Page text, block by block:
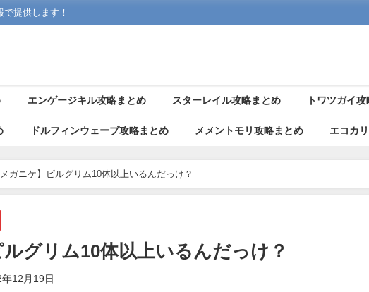
提供します！
エンゲージキル攻略まとめ スターレイル攻略まとめ トワツガイ
ドルフィンウェーブ攻略まとめ メメントモリ攻略まとめ エコカ
メガニケ】ピルグリム10体以上いるんだっけ？
ルグリム10体以上いるんだっけ？
12月19日